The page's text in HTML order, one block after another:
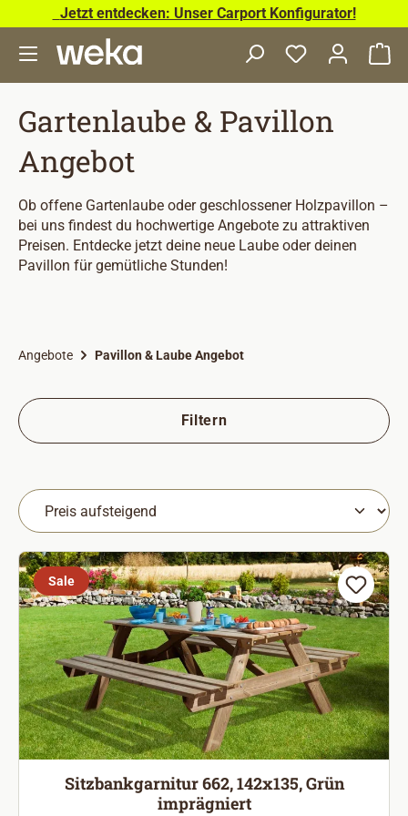
Zum Hauptinhalt springen
Jetzt entdecken: Unser Carport Konfigurator!
Gartenlaube & Pavillon
Angebot
Ob offene Gartenlaube oder geschlossener Holzpavillon –
bei uns findest du hochwertige Angebote zu attraktiven
Preisen. Entdecke jetzt deine neue Laube oder deinen
Pavillon für gemütliche Stunden!
Angebote Pavillon & Laube Angebot
Filtern
Sale
Sitzbankgarnitur 662, 142x135, Grün
imprägniert